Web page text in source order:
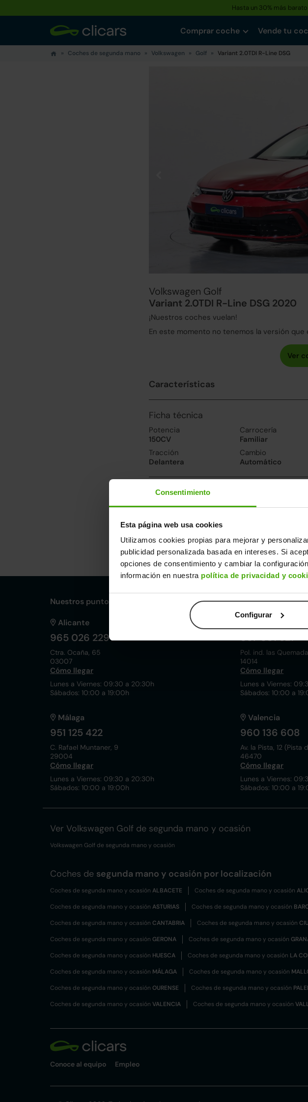
Consentimiento
Esta página web usa cookies
Utilizamos cookies propias para mejorar y
publicidad personalizada basada en intereses. Si
opciones de consentimiento y cambiar la
información en nuestra política de privacidad y
Configurar
Hasta un 30% más
Comprar coche Vende tu
Coches de segunda mano Volkswagen Golf Variant 2.0TDI R-Line DSG
Volkswagen Golf
Variant 2.0TDI R-Line DSG 2020
¡Nuestros coches vuelan!
En este momento no tenemos la versión
Características
Ficha técnica
Potencia
150CV
Carrocería
Familiar
Tracción
Delantera
Cambio
Automático
Prestaciones, consumo y emisiones
Velocidad máxima
De 0 a 100 km/h
Dimensiones y otros datos
Largo
4,63m
Ancho
1,79m
Alto
1,50m
Nuestros puntos de venta Clicars:
Alicante
965 026 229
Ctra. Ocaña, 65
03007
Cómo llegar
Lunes a Viernes: 09:30 a 20:30h
Sábados: 10:00 a 19:00h
857 881 521
Pol. ind. las
14014
Cómo llegar
Lunes a Viernes:
Sábados: 10:00 a
Málaga
951 125 422
C. Rafael Muntaner, 9
29004
Cómo llegar
Lunes a Viernes: 09:30 a 20:30h
Sábados: 10:00 a 19:00h
Valencia
960 136 608
Av. la Pista, 12 (Pista
46470
Cómo llegar
Lunes a Viernes:
Sábados: 10:00 a
Ver Volkswagen Golf de segunda mano y ocasión
Volkswagen Golf de segunda mano y ocasión
Coches de segunda mano y ocasión por localización
Coches de segunda mano y ocasión ALBACETE Coches de segunda mano y ocasión
Coches de segunda mano y ocasión ASTURIAS Coches de segunda mano y ocasión
Coches de segunda mano y ocasión CANTABRIA Coches de segunda mano y ocasión
Coches de segunda mano y ocasión GERONA Coches de segunda mano y ocasión
Coches de segunda mano y ocasión HUESCA Coches de segunda mano y ocasión LA
Coches de segunda mano y ocasión MÁLAGA Coches de segunda mano y ocasión
Coches de segunda mano y ocasión OURENSE Coches de segunda mano y ocasión
Coches de segunda mano y ocasión VALENCIA Coches de segunda mano y ocasión
Conoce al equipo Empleo